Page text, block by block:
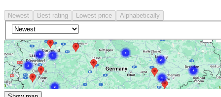
Newest Best rating Lowest price Alphabetically